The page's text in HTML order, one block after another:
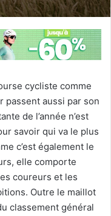
cycliste comme
passent aussi par son
de l’année n’est
savoir qui va le plus
c’est également le
elle comporte
coureurs et les
Outre le maillot
classement général